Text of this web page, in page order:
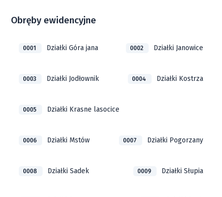
Obręby ewidencyjne
0001 Działki Góra jana 0002 Działki Janowice
0003 Działki Jodłownik 0004 Działki Kostrza
0005 Działki Krasne lasocice
0006 Działki Mstów 0007 Działki Pogorzany
0008 Działki Sadek 0009 Działki Słupia